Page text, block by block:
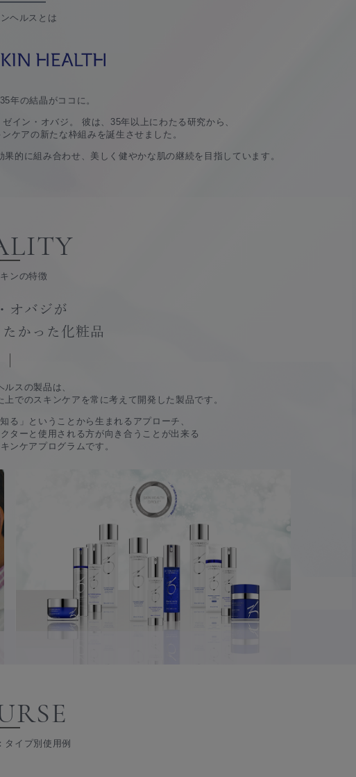
ヘルスとは
年の結晶がココに。
イン・オバジ。 彼は、35年以上にわたる研究から、
ケアの新たな枠組みを誕生させました。
的に組み合わせ、美しく健やかな肌の継続を目指しています。
ンの特徴
オバジが
かった化粧品
ルスの製品は、
でのスキンケアを常に考えて開発した製品です。
る」ということから生まれるアプローチ、
ターと使用される方が向き合うことが出来る
ンケアプログラムです。
タイプ別使用例